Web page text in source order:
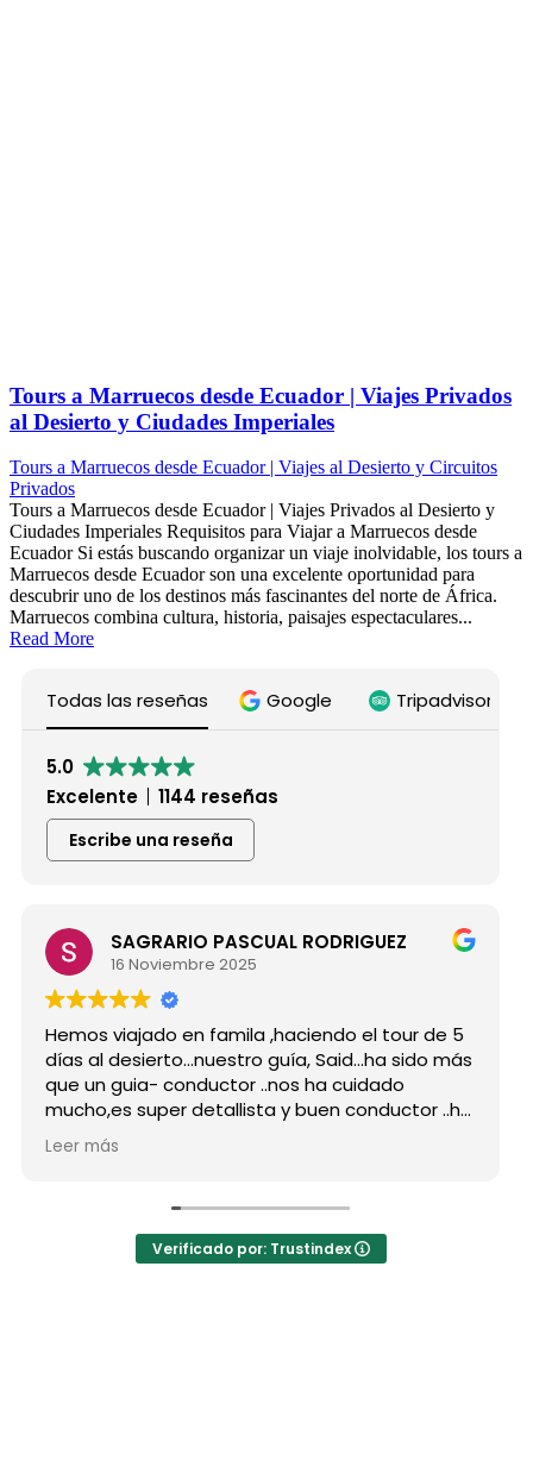
Tours a Marruecos desde Ecuador | Viajes Privados
al Desierto y Ciudades Imperiales
Tours a Marruecos desde Ecuador | Viajes al Desierto y Circuitos
Privados
Tours a Marruecos desde Ecuador | Viajes Privados al Desierto y
Ciudades Imperiales Requisitos para Viajar a Marruecos desde
Ecuador Si estás buscando organizar un viaje inolvidable, los tours a
Marruecos desde Ecuador son una excelente oportunidad para
descubrir uno de los destinos más fascinantes del norte de África.
Marruecos combina cultura, historia, paisajes espectaculares...
Read More
Todas las reseñas Google Tripadvisor
5.0
Excelente
1144 reseñas
Escribe una reseña
SAGRARIO PASCUAL RODRIGUEZ
16 Noviembre 2025
viajado en famila ,haciendo el tour de 5
desierto...nuestro guía, Said...ha sido más
guia- conductor ..nos ha cuidado
super detallista y buen conductor ..ha
atento a todas nuestras peticiones y
muchos lugares
a la agencia,..súper agradecida a Mila
Hicimos
grupo
Desde
Verificado por: Trustindex